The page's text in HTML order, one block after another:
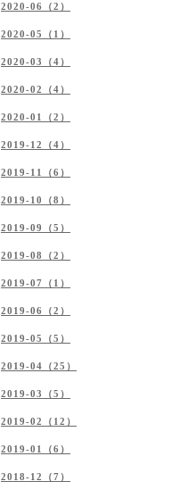
2020-06（2）
2020-05（1）
2020-03（4）
2020-02（4）
2020-01（2）
2019-12（4）
2019-11（6）
2019-10（8）
2019-09（5）
2019-08（2）
2019-07（1）
2019-06（2）
2019-05（5）
2019-04（25）
2019-03（5）
2019-02（12）
2019-01（6）
2018-12（7）